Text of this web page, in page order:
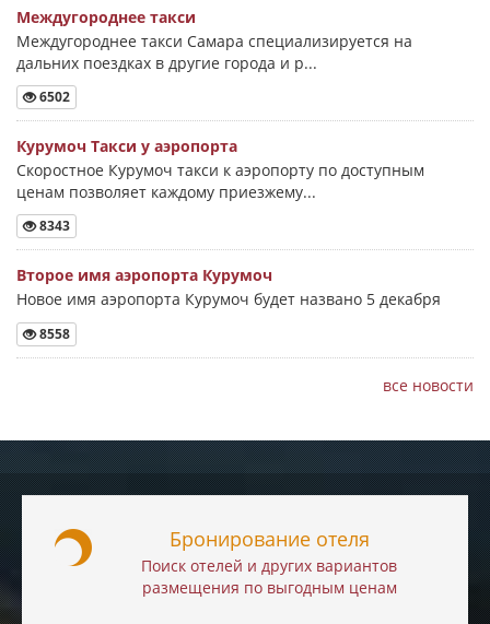
Междугороднее такси
Междугороднее такси Самара специализируется на
дальних поездках в другие города и р...
6502
Курумоч Такси у аэропорта
Скоростное Курумоч такси к аэропорту по доступным
ценам позволяет каждому приезжему...
8343
Второе имя аэропорта Курумоч
Новое имя аэропорта Курумоч будет названо 5 декабря
8558
все новости
Бронирование отеля
Поиск отелей и других вариантов
размещения по выгодным ценам